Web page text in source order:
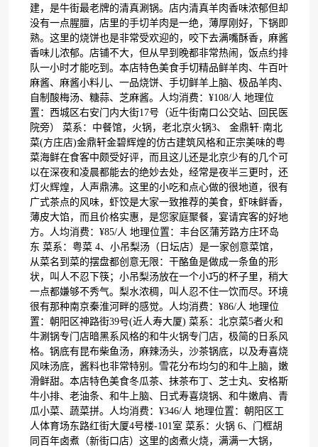
建，是牛街最老牌的清真涮锅。店内清真羊肉香味浓郁但却
没有一点腥膻，店里的手切羊肉是一绝，薄厚刚好，下锅即
熟。这里的烧饼也是非常受欢迎的，咬下去满嘴酥香，麻酱
香味儿浓郁。店铺不大，但从早到晚都非常热闹，饭点约排
队一小时才能吃到。本店特色美食手切精品鲜羊肉、牛百叶
麻酱、麻酱小料儿、一品烧饼、手切鲜羊上脑、极品羊肉、
自制酸梅汤、糖蒜、芝麻酱。人均消费：¥108/人 地理位
置：西城区右安门内大街17号（近牛街南口公交站、回民医
院旁） 菜系：中餐馆，火锅，老北京火锅3、 金鼎轩·南北
菜(方庄店)金鼎轩金碧辉煌的仿古建筑风格和正宗美味的粤
菜海鲜在食客中颇受好评，而且这儿还是北京少有的几个可
以在深夜和凌晨都能去的绝妙去处，经常是夜半三更时，还
灯火辉煌，人声鼎沸。这里的小吃和点心做的很地道，很有
广式茶点的风味，虾饺是大家一致推荐的美食，虾味鲜香，
薄皮大馅，而且价格实惠，是您家庭聚餐，宴请宾客的好地
方。人均消费：¥85/人 地理位置：丰台区蒲芳路方庄环岛
东 菜系：粤菜 4、小吊梨汤（日坛店）是一家创意菜馆，
从菜名到菜的摆盘都创意无限：干酪鱼是做成一条鱼的形
状，叫人不忍下筷；小吊梨汤放在一个小巧的杯子里，稍大
一点都嫌够不秀气。梨水浓稠，叫人忍不住一饮而尽。环境
很有那种南京秦淮河畔的感觉。人均消费：¥86/人 地理位
置：朝阳区神路街39号(近人寿大厦) 菜系：北京菜5者火和
牛涮锅专门店暗黑系风格的和牛火锅专门店，极简的日系风
格。锅底有昆布柴鱼汤，麻辣汤头，沙茶锅底，以及寿喜烧
风味汤底，酱料也非常特别。雪花分布均匀的和牛上脑，嫩
滑鲜甜。本店特色美食冬瓜茶、抹茶布丁、芝士丸、安格斯
牛小排、老油条、和牛上脑、日式寿喜烧锅、和牛嫩肩、青
瓜小菜、蔬菜拼。人均消费：¥346/人 地理位置：朝阳区工
人体育场东路红街大厦4号楼-101室 菜系：火锅 6、门框胡
同百年卤煮（新街口店）这里的卤煮火烧，满满一大锅，